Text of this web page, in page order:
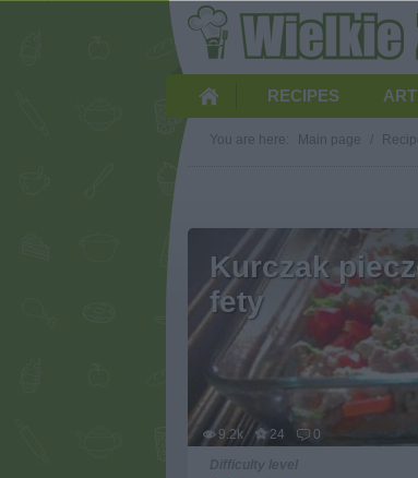
RECIPES
You are here: Main page /
Kurczak
fety
9.2k 24
0